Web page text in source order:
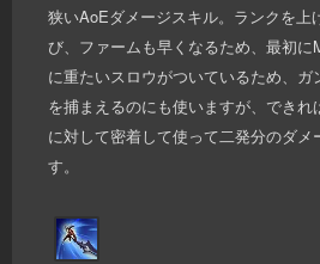
狭いAoEダメージスキル。ランクを上
び、ファームも早くなるため、最初
に重たいスロウがついているため、
を捕まえるのにも使いますが、でき
に対して密着して使って二発分のダ
す。